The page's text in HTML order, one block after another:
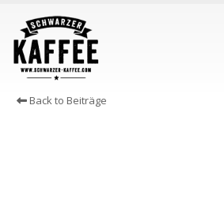
Back to Beiträge